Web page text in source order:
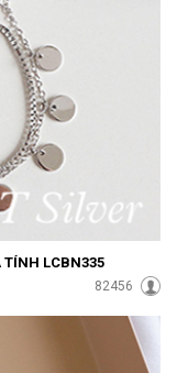
TÍNH LCBN335
82456